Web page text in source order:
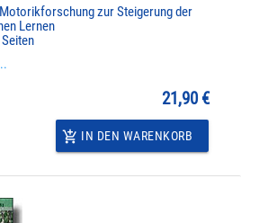
zur Steigerung der
Lernen
21,90 €
add_shopping_cart IN DEN WARENKORB